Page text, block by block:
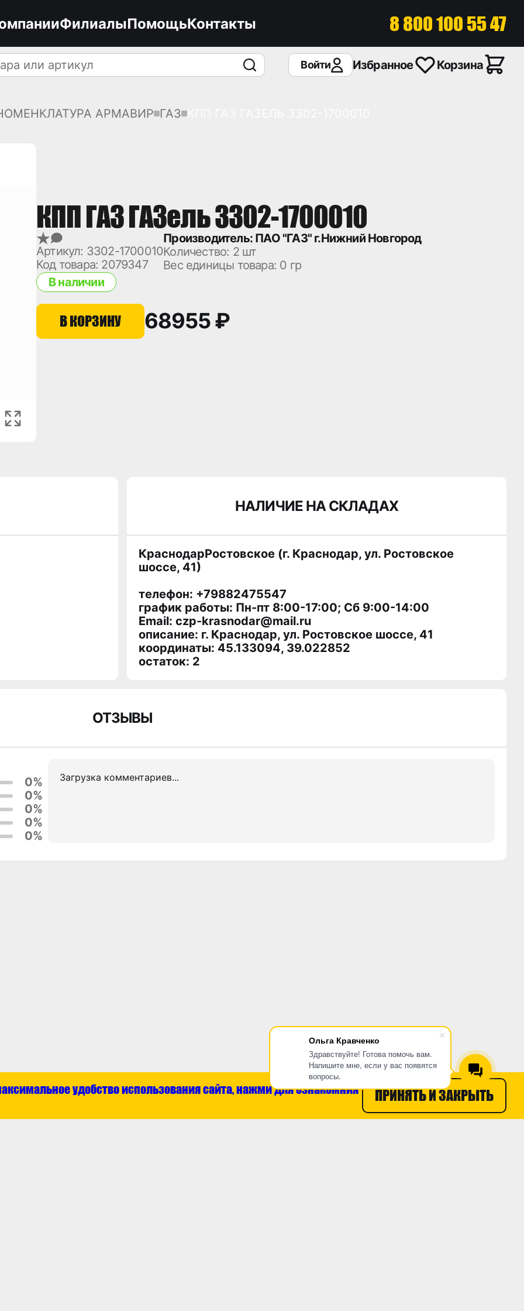
Ольга Кравченко
Здравствуйте! Готова помочь вам.
Напишите мне, если у вас появятся
вопросы.
ФилиалыПомощьКонтакты 8 800 100 55 47
Войти Избранное Корзина
АРМАВИР ГАЗ КПП ГАЗ ГАЗЕЛЬ 3302-1700010
КПП ГАЗ ГАЗель 3302-1700010
Артикул: 3302-1700010
Код товара: 2079347
Производитель: ПАО "ГАЗ" г.Нижний Новгород
Количество: 2 шт
Вес единицы товара: 0 гр
В наличии
В КОРЗИНУ 68955 ₽
НАЛИЧИЕ НА СКЛАДАХ
КраснодарРостовское (г. Краснодар, ул. Ростовское
шоссе, 41)
телефон: +79882475547
график работы: Пн-пт 8:00-17:00; Сб 9:00-14:00
Email: czp-krasnodar@mail.ru
описание: г. Краснодар, ул. Ростовское шоссе, 41
координаты: 45.133094, 39.022852
остаток: 2
ОТЗЫВЫ
0%
0%
0%
0%
0%
Загрузка комментариев...
удобство использования сайта, нажми для ознакомния
ПРИНЯТЬ И ЗАКРЫТЬ